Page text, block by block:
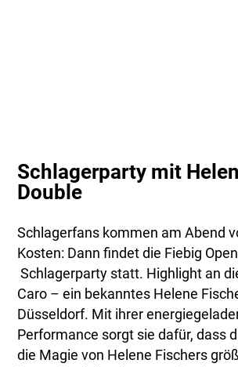
Schlagerparty mit
Double
Schlagerfans kommen am Abend
Kosten: Dann findet die Fiebig
Schlagerparty statt. Highlight an
Caro – ein bekanntes Helene
Düsseldorf. Mit ihrer
Performance sorgt sie dafür, dass
die Magie von Helene Fischers